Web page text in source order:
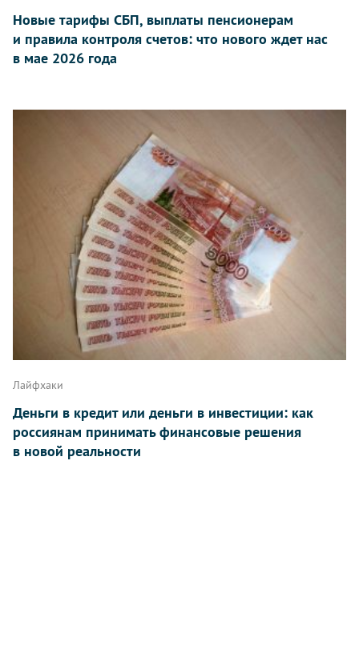
Новые тарифы СБП, выплаты пенсионерам
и правила контроля счетов: что нового ждет нас
в мае 2026 года
Лайфхаки
Деньги в кредит или деньги в инвестиции: как
россиянам принимать финансовые решения
в новой реальности